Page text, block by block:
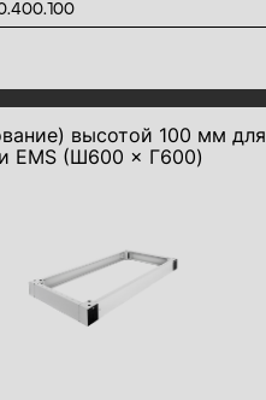
высотой 100 мм для
EMS (Ш600 × Г600)